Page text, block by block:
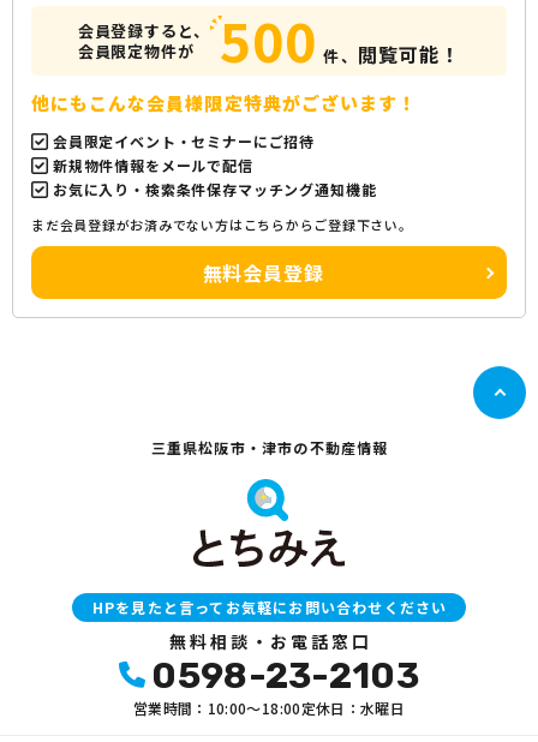
会員登録すると、
会員限定物件が
500 件、 閲覧可能！
他にもこんな会員様限定特典がございます！
会員限定イベント・セミナーにご招待
新規物件情報をメールで配信
お気に入り・検索条件保存マッチング通知機能
まだ会員登録がお済みでない方はこちらからご登録下さい。
無料会員登録
三重県松阪市・津市の不動産情報
HPを見たと言ってお気軽にお問い合わせください
無料相談・お電話窓口
0598-23-2103
営業時間：10:00〜18:00定休日：水曜日